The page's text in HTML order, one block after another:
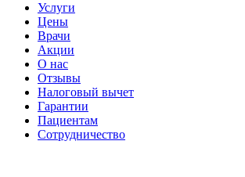
Услуги
Цены
Врачи
Акции
О нас
Отзывы
Налоговый вычет
Гарантии
Пациентам
Сотрудничество